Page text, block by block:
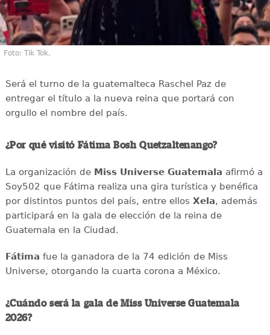
Foto: Tik Tok.
Será el turno de la guatemalteca Raschel Paz de
entregar el título a la nueva reina que portará con
orgullo el nombre del país.
¿Por qué visitó Fátima Bosh Quetzaltenango?
La organización de Miss Universe Guatemala afirmó a
Soy502 que Fátima realiza una gira turística y benéfica
por distintos puntos del país, entre ellos Xela, además
participará en la gala de elección de la reina de
Guatemala en la Ciudad.
Fátima fue la ganadora de la 74 edición de Miss
Universe, otorgando la cuarta corona a México.
¿Cuándo será la gala de Miss Universe Guatemala
2026?